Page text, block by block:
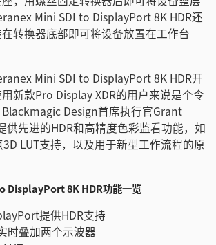
Mini SDI to DisplayPort 8K HDR还
转换器底部即可将设备放置在工作台
Mini SDI to DisplayPort 8K HDR开
新款Pro Display XDR的用户来说是个令
Design首席执行官Grant
先进的HDR和高精度色彩监看功能，如
LUT支持，以及用于新型工作流程的原
DisplayPort 8K HDR功能一览
提供HDR支持
时叠加两个示波器